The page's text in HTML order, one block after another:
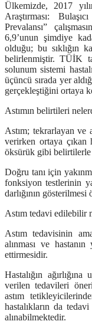
Ülkemizde, 2017
Araştırması:
Prevalansı”
6,9’unun şimdiye
olduğu; bu sıklığın
belirlenmiştir. TÜİK
solunum sistemi
üçüncü sırada yer
gerçekleştiğini ortaya
Astımın belirtileri
Astım; tekrarlayan ve
verirken ortaya çıkan
öksürük gibi belirtilerle
Doğru tanı için
fonksiyon testlerinin
darlığının gösterilmesi
Astım tedavi edilebilir
Astım tedavisinin
alınması ve
ettirmesidir.
Hastalığın
verilen tedavileri
astım
hastalıkların da
alınabilmektedir.